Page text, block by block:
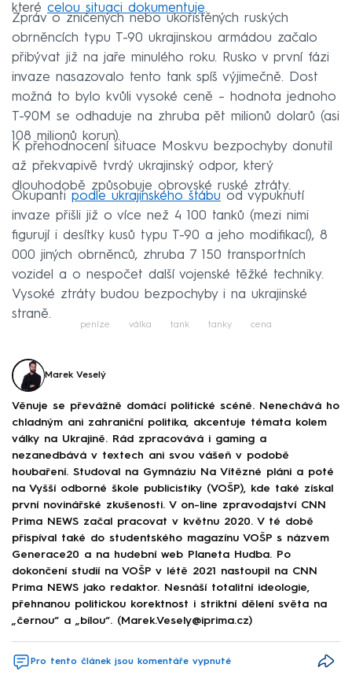
které celou situaci dokumentuje.
Zpráv o zničených nebo ukořistěných ruských
obrněncích typu T-90 ukrajinskou armádou začalo
přibývat již na jaře minulého roku. Rusko v první fázi
invaze nasazovalo tento tank spíš výjimečně. Dost
možná to bylo kvůli vysoké ceně – hodnota jednoho
T-90M se odhaduje na zhruba pět milionů dolarů (asi
108 milionů korun).
K přehodnocení situace Moskvu bezpochyby donutil
až překvapivě tvrdý ukrajinský odpor, který
dlouhodobě způsobuje obrovské ruské ztráty.
Okupanti podle ukrajinského štábu od vypuknutí
invaze přišli již o více než 4 100 tanků (mezi nimi
figurují i desítky kusů typu T-90 a jeho modifikací), 8
000 jiných obrněnců, zhruba 7 150 transportních
vozidel a o nespočet další vojenské těžké techniky.
Vysoké ztráty budou bezpochyby i na ukrajinské
straně.
peníze válka tank tanky cena
Marek Veselý
Věnuje se převážně domácí politické scéně. Nenechává ho
chladným ani zahraniční politika, akcentuje témata kolem
války na Ukrajině. Rád zpracovává i gaming a
nezanedbává v textech ani svou vášeň v podobě
houbaření. Studoval na Gymnáziu Na Vítězné pláni a poté
na Vyšší odborné škole publicistiky (VOŠP), kde také získal
první novinářské zkušenosti. V on-line zpravodajství CNN
Prima NEWS začal pracovat v květnu 2020. V té době
přispíval také do studentského magazínu VOŠP s názvem
Generace20 a na hudební web Planeta Hudba. Po
dokončení studií na VOŠP v létě 2021 nastoupil na CNN
Prima NEWS jako redaktor. Nesnáší totalitní ideologie,
přehnanou politickou korektnost i striktní dělení světa na
„černou“ a „bílou“. (Marek.Vesely@iprima.cz)
Pro tento článek jsou komentáře vypnuté